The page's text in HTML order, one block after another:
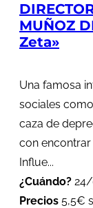
MUÑOZ
Zeta»
Una famosa
sociales
caza de
con encontrar
Influe...
¿Cuándo?
Precios 5,5€